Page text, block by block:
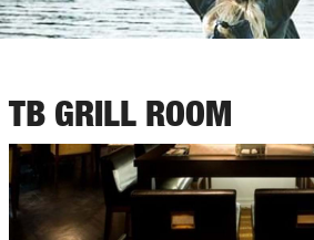
TB GRILL ROOM